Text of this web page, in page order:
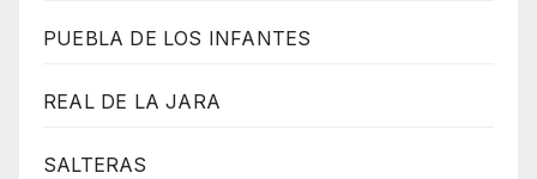
PUEBLA DE LOS INFANTES
REAL DE LA JARA
SALTERAS